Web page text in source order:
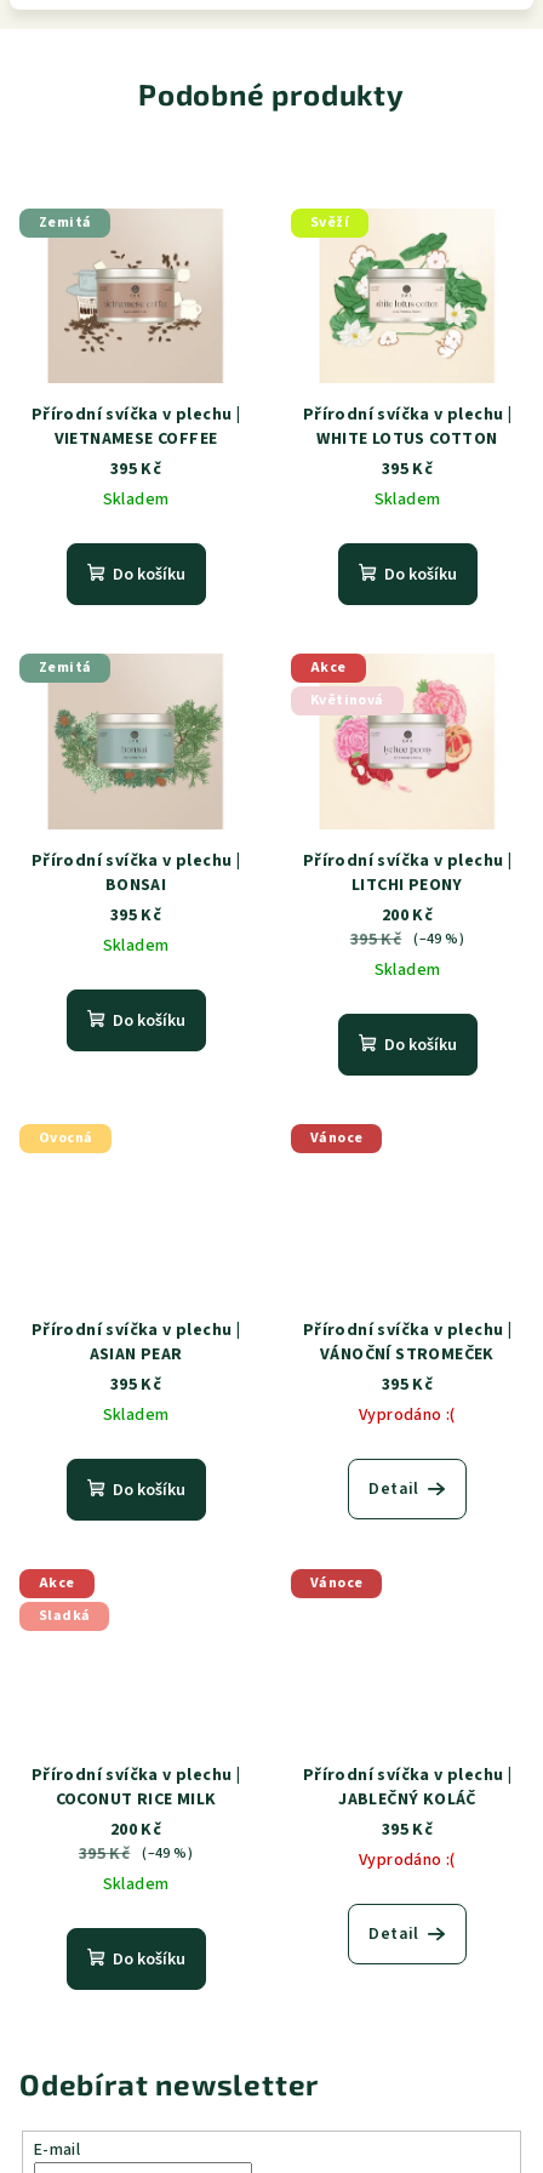
Podobné produkty
Zemitá
Přírodní svíčka v plechu |
VIETNAMESE COFFEE
395 Kč
Skladem
Do košíku
Svěží
Přírodní svíčka v plechu |
WHITE LOTUS COTTON
395 Kč
Skladem
Do košíku
Zemitá
Přírodní svíčka v plechu |
BONSAI
395 Kč
Skladem
Do košíku
Akce
Květinová
Přírodní svíčka v plechu |
LITCHI PEONY
200 Kč
395 Kč (–49 %)
Skladem
Do košíku
Ovocná
Přírodní svíčka v plechu |
ASIAN PEAR
395 Kč
Skladem
Do košíku
Vánoce
Přírodní svíčka v plechu |
VÁNOČNÍ STROMEČEK
395 Kč
Vyprodáno :(
Detail
Akce
Sladká
Přírodní svíčka v plechu |
COCONUT RICE MILK
200 Kč
395 Kč (–49 %)
Skladem
Do košíku
Vánoce
Přírodní svíčka v plechu |
JABLEČNÝ KOLÁČ
395 Kč
Vyprodáno :(
Detail
Odebírat newsletter
E-mail